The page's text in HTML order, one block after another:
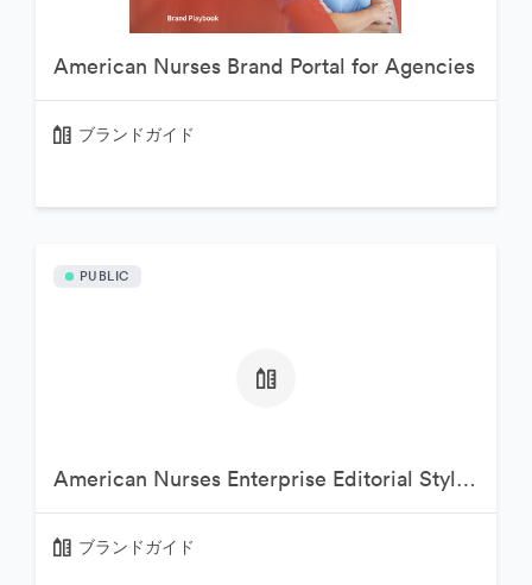
American Nurses Brand Portal for Agencies
ブランドガイド
PUBLIC
American Nurses Enterprise Editorial Style Guide
ブランドガイド